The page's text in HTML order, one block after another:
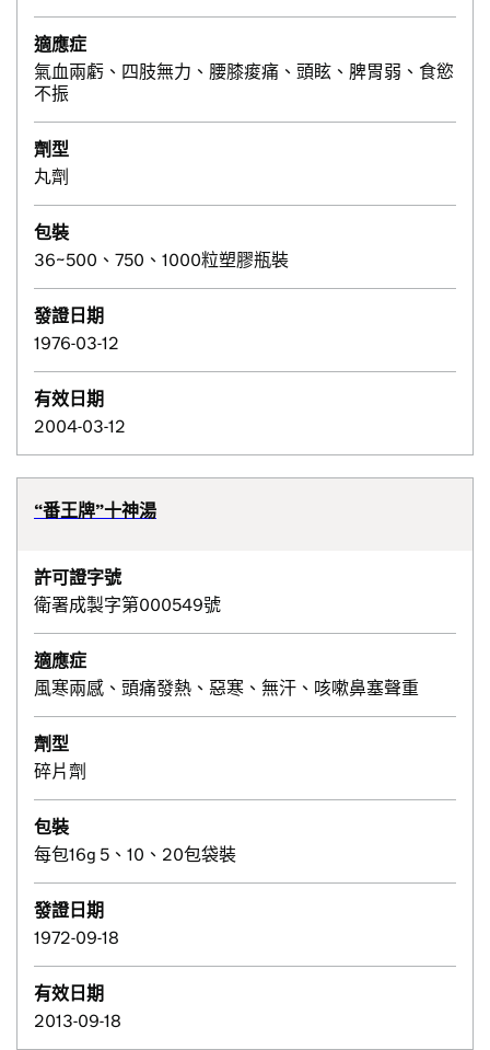
適應症
氣血兩虧、四肢無力、腰膝痠痛、頭眩、脾胃弱、食慾
不振
劑型
丸劑
包裝
36~500、750、1000粒塑膠瓶裝
發證日期
1976-03-12
有效日期
2004-03-12
“番王牌”十神湯
許可證字號
衛署成製字第000549號
適應症
風寒兩感、頭痛發熱、惡寒、無汗、咳嗽鼻塞聲重
劑型
碎片劑
包裝
每包16g 5、10、20包袋裝
發證日期
1972-09-18
有效日期
2013-09-18